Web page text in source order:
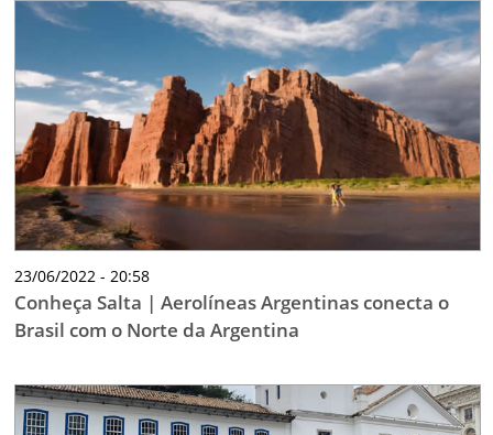
23/06/2022 - 20:58
Conheça Salta | Aerolíneas Argentinas conecta o
Brasil com o Norte da Argentina